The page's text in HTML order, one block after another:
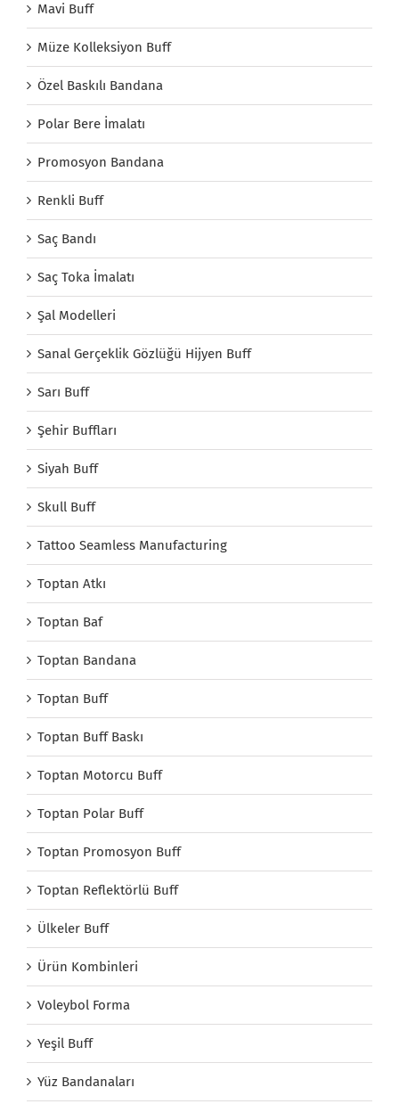
Mavi Buff
Müze Kolleksiyon Buff
Özel Baskılı Bandana
Polar Bere İmalatı
Promosyon Bandana
Renkli Buff
Saç Bandı
Saç Toka İmalatı
Şal Modelleri
Sanal Gerçeklik Gözlüğü Hijyen Buff
Sarı Buff
Şehir Buffları
Siyah Buff
Skull Buff
Tattoo Seamless Manufacturing
Toptan Atkı
Toptan Baf
Toptan Bandana
Toptan Buff
Toptan Buff Baskı
Toptan Motorcu Buff
Toptan Polar Buff
Toptan Promosyon Buff
Toptan Reflektörlü Buff
Ülkeler Buff
Ürün Kombinleri
Voleybol Forma
Yeşil Buff
Yüz Bandanaları